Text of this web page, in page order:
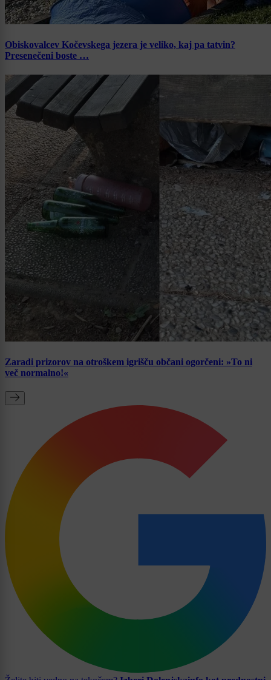
Obiskovalcev Kočevskega jezera je veliko, kaj pa tatvin?
Presenečeni boste …
Zaradi prizorov na otroškem igrišču občani ogorčeni: »To ni
več normalno!«